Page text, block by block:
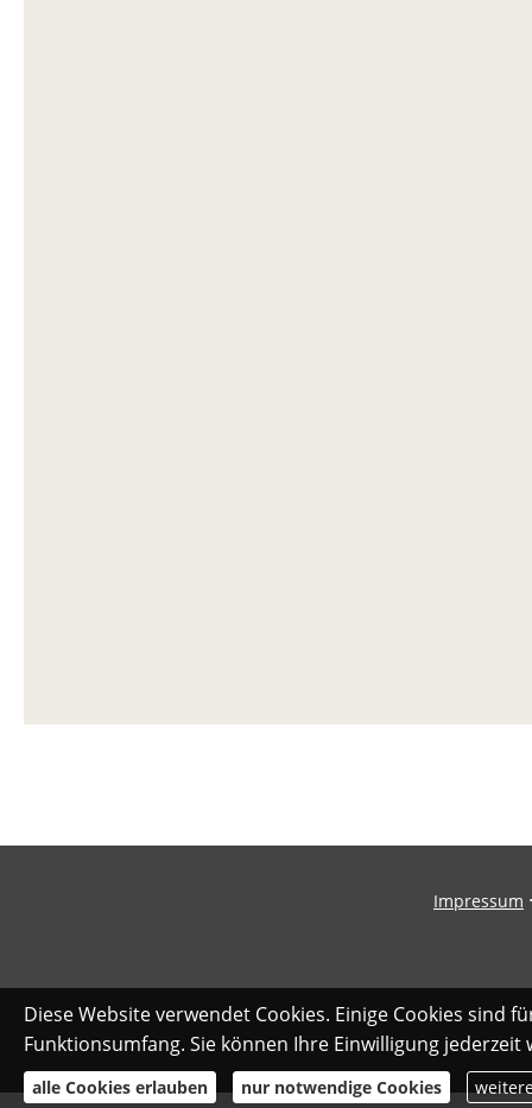
Impressum
Diese Website verwendet Cookies. Einige Cookies
Funktionsumfang. Sie können Ihre Einwilligung
alle Cookies erlauben nur notwendige Cookies